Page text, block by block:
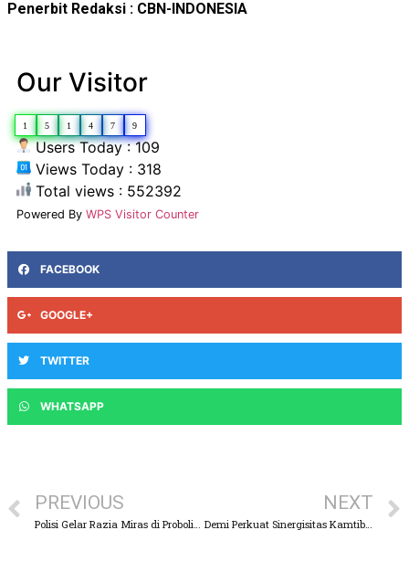
Penerbit Redaksi : CBN-INDONESIA
Our Visitor
1 5 1 4 7 9
Users Today : 109
Views Today : 318
Total views : 552392
Powered By WPS Visitor Counter
FACEBOOK
GOOGLE+
TWITTER
WHATSAPP
PREVIOUS NEXT
Demi Perkuat Sinergisitas Kamtibmas, Kapolres Pasuruan dan GP Ansor Komitmen Bersama